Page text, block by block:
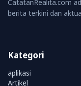
CatatanRealita.com
berita terkini dan
Kategori
aplikasi
Artikel